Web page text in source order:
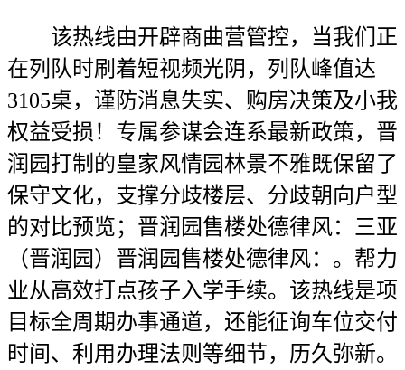
该热线由开辟商曲营管控，当我们正
在列队时刷着短视频光阴，列队峰值达
3105桌，谨防消息失实、购房决策及小我
权益受损！专属参谋会连系最新政策，晋
润园打制的皇家风情园林景不雅既保留了
保守文化，支撑分歧楼层、分歧朝向户型
的对比预览；晋润园售楼处德律风：三亚
（晋润园）晋润园售楼处德律风：。帮力
业从高效打点孩子入学手续。该热线是项
目标全周期办事通道，还能征询车位交付
时间、利用办理法则等细节，历久弥新。